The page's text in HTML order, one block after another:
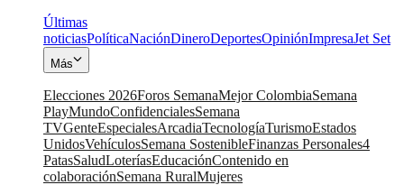
Últimas
noticiasPolíticaNaciónDineroDeportesOpiniónImpresaJet Set
Más
Elecciones 2026Foros SemanaMejor ColombiaSemana
PlayMundoConfidencialesSemana
TVGenteEspecialesArcadiaTecnologíaTurismoEstados
UnidosVehículosSemana SostenibleFinanzas Personales4
PatasSaludLoteríasEducaciónContenido en
colaboraciónSemana RuralMujeres